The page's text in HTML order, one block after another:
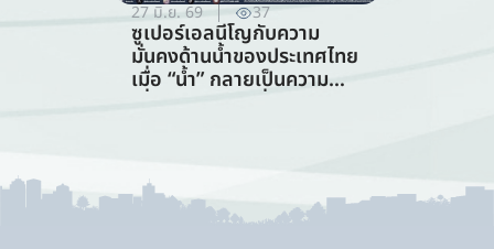
27 มิ.ย. 69 37
ซูเปอร์เอลนีโญกับความ
มั่นคงด้านน้ำของประเทศไทย
เมื่อ “น้ำ” กลายเป็นความ